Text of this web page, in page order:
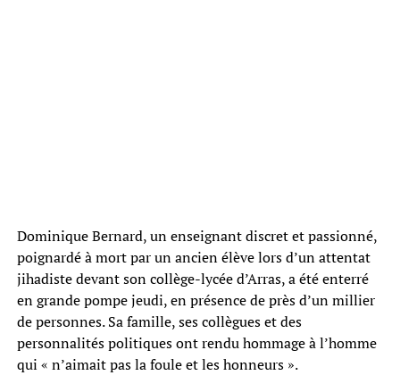
Dominique Bernard, un enseignant discret et passionné,
poignardé à mort par un ancien élève lors d’un attentat
jihadiste devant son collège-lycée d’Arras, a été enterré
en grande pompe jeudi, en présence de près d’un millier
de personnes. Sa famille, ses collègues et des
personnalités politiques ont rendu hommage à l’homme
qui « n’aimait pas la foule et les honneurs ».